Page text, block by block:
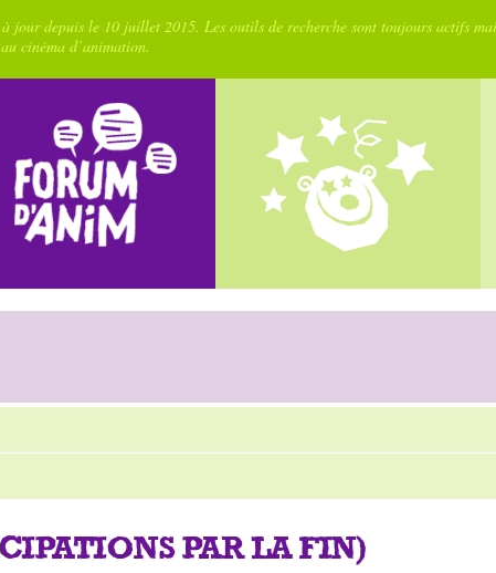
jour depuis le 10 juillet 2015. Les outils de recherche sont toujours actifs
cinéma d’animation.
PAR LA FIN)